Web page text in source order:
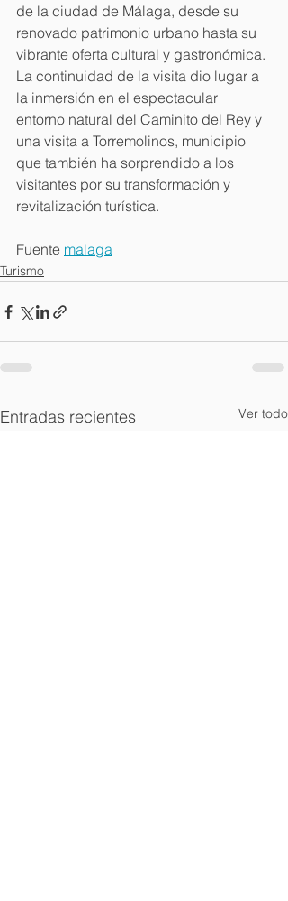
de la ciudad de Málaga, desde su
renovado patrimonio urbano hasta su
vibrante oferta cultural y gastronómica.
La continuidad de la visita dio lugar a
la inmersión en el espectacular
entorno natural del Caminito del Rey y
una visita a Torremolinos, municipio
que también ha sorprendido a los
visitantes por su transformación y
revitalización turística.
Fuente malaga
Turismo
Entradas recientes Ver todo